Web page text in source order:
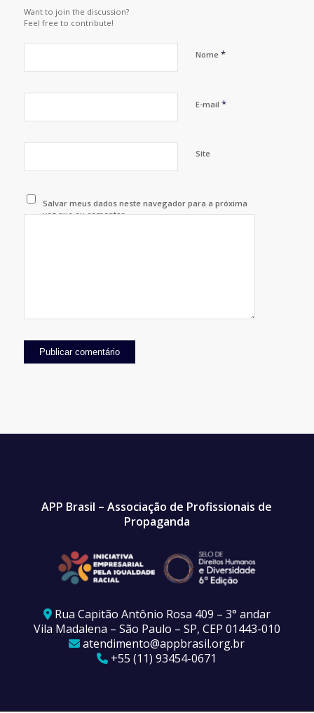
Want to join the discussion?
Feel free to contribute!
Nome *
E-mail *
Site
Salvar meus dados neste navegador para a próxima
vez que eu comentar.
APP Brasil – Associação de Profissionais de
Propaganda
Rua Capitão Antônio Rosa 409 – 3° andar
Vila Madalena – São Paulo – SP, CEP 01443-010
atendimento@appbrasil.org.br
+55 (11) 93454-0671